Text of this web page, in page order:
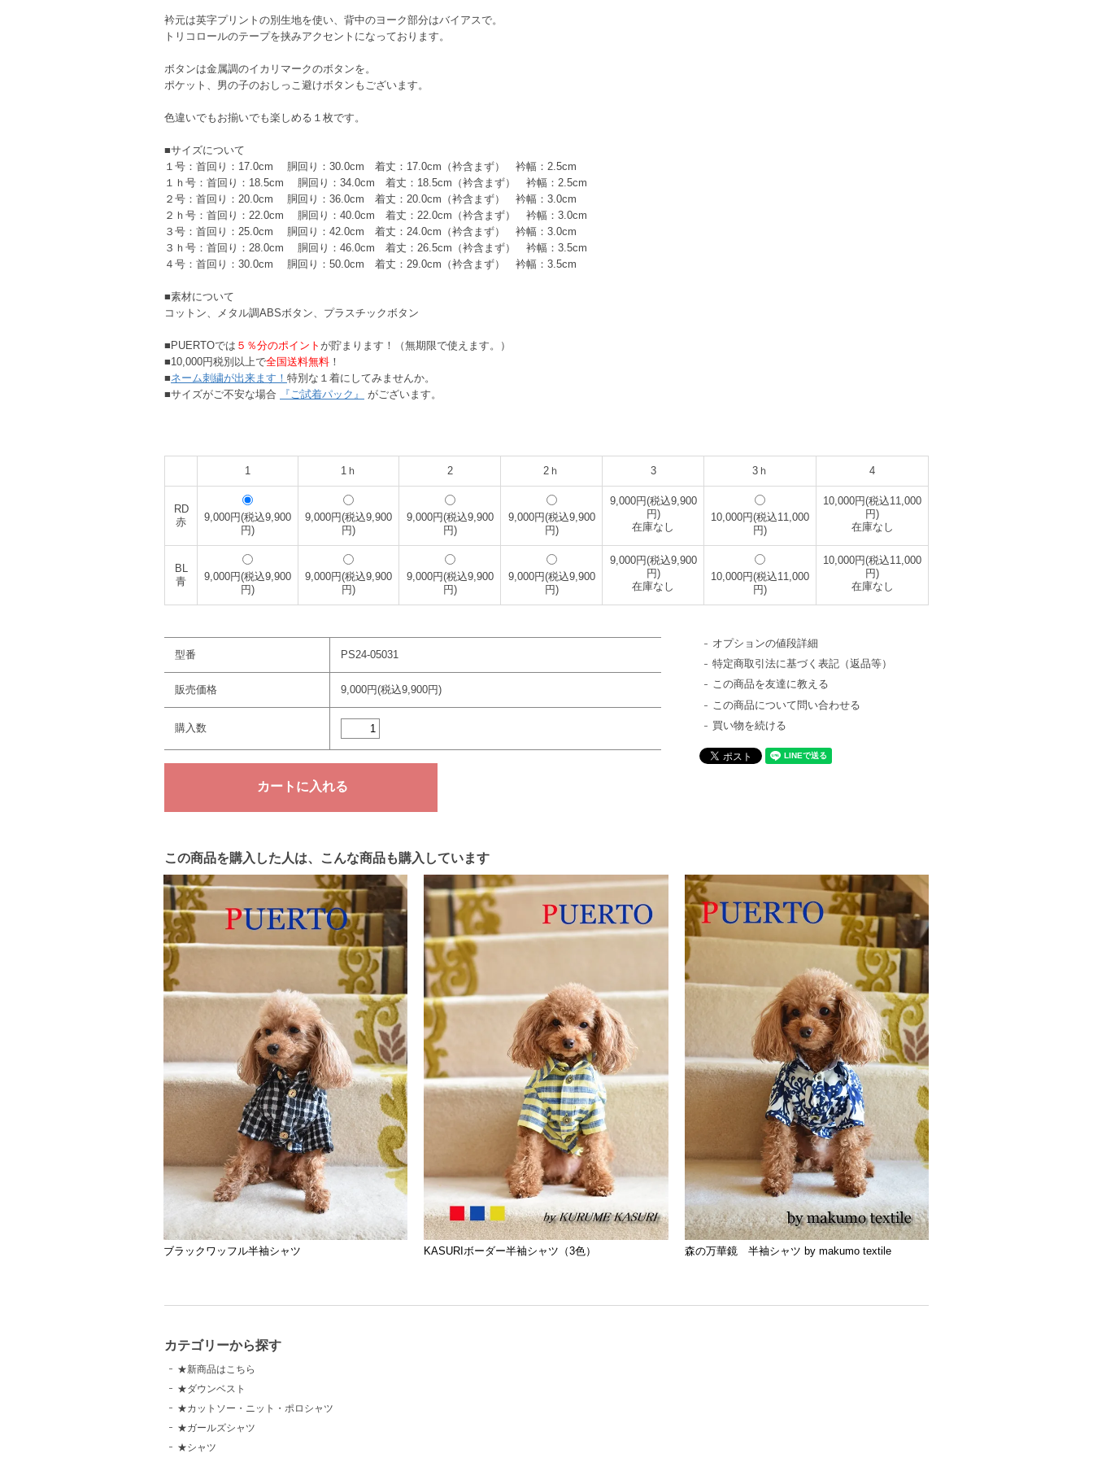
衿元は英字プリントの別生地を使い、背中のヨーク部分はバイアスで。
トリコロールのテープを挟みアクセントになっております。
ボタンは金属調のイカリマークのボタンを。
ポケット、男の子のおしっこ避けボタンもございます。
色違いでもお揃いでも楽しめる１枚です。
■サイズについて
１号：首回り：17.0cm 胴回り：30.0cm 着丈：17.0cm（衿含まず） 衿幅：2.5cm
１ｈ号：首回り：18.5cm 胴回り：34.0cm 着丈：18.5cm（衿含まず） 衿幅：2.5cm
２号：首回り：20.0cm 胴回り：36.0cm 着丈：20.0cm（衿含まず） 衿幅：3.0cm
２ｈ号：首回り：22.0cm 胴回り：40.0cm 着丈：22.0cm（衿含まず） 衿幅：3.0cm
３号：首回り：25.0cm 胴回り：42.0cm 着丈：24.0cm（衿含まず） 衿幅：3.0cm
３ｈ号：首回り：28.0cm 胴回り：46.0cm 着丈：26.5cm（衿含まず） 衿幅：3.5cm
４号：首回り：30.0cm 胴回り：50.0cm 着丈：29.0cm（衿含まず） 衿幅：3.5cm
■素材について
コットン、メタル調ABSボタン、プラスチックボタン
■PUERTOでは ５％分のポイント が貯まります！（無期限で使えます。）
■10,000円税別以上で全国送料無料 ！
■ネーム刺繍が出来ます！ 特別な１着にしてみませんか。
■サイズがご不安な場合
『ご試着パック』 がございます。
1 1ｈ 2 2ｈ 3 3ｈ 4
RD
赤
9,000円(税込9,900
円)
9,000円(税込9,900
円)
9,000円(税込9,900
円)
9,000円(税込9,900
円)
9,000円(税込9,900
円)
在庫なし
10,000円(税込11,000
円)
10,000円(税込11,000
円)
在庫なし
BL
青
9,000円(税込9,900
円)
9,000円(税込9,900
円)
9,000円(税込9,900
円)
9,000円(税込9,900
円)
9,000円(税込9,900
円)
在庫なし
10,000円(税込11,000
円)
10,000円(税込11,000
円)
在庫なし
型番 PS24-05031
販売価格 9,000円(税込9,900円)
購入数
オプションの値段詳細
特定商取引法に基づく表記（返品等）
この商品を友達に教える
この商品について問い合わせる
買い物を続ける
この商品を購入した人は、こんな商品も購入しています
ブラックワッフル半袖シャツ KASURIボーダー半袖シャツ（3色） 森の万華鏡 半袖シャツ by makumo textile
カテゴリーから探す
★新商品はこちら
★ダウンベスト
★カットソー・ニット・ポロシャツ
★ガールズシャツ
★シャツ